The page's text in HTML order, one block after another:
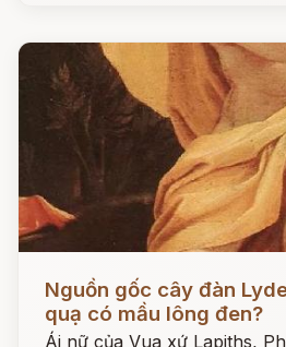
Đọc ngay
Nguồn gốc cây đàn
quạ có mầu lông đen?
Ái nữ của Vua xứ Lapiths,